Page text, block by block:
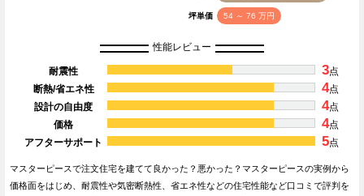
坪単価 54 ～ 76 万円
性能レビュー
耐震性 3点
断熱/省エネ性
4点
設計の自由度
4点
価格
4点
アフターサポート
5点
マスターピースで注文住宅を建てて良かった？悪かった？マスターピースの実例から
価格面をはじめ、耐震性や気密断熱性、省エネ性などの住宅性能など口コミで評判を